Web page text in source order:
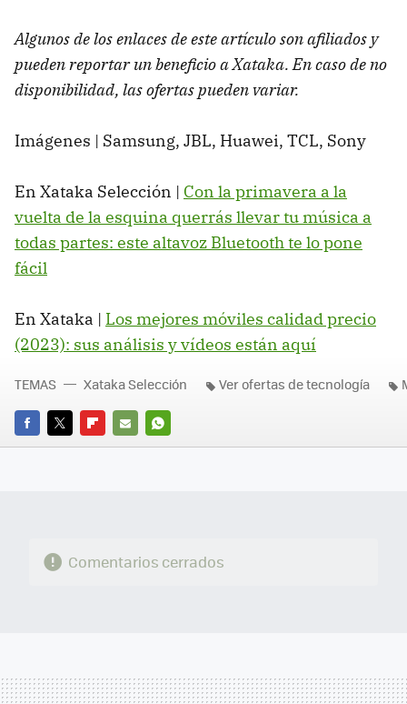
Algunos de los enlaces de este artículo son afiliados y
pueden reportar un beneficio a Xataka. En caso de no
disponibilidad, las ofertas pueden variar.
Imágenes | Samsung, JBL, Huawei, TCL, Sony
En Xataka Selección | Con la primavera a la
vuelta de la esquina querrás llevar tu música a
todas partes: este altavoz Bluetooth te lo pone
fácil
En Xataka | Los mejores móviles calidad precio
(2023): sus análisis y vídeos están aquí
FACEBOOK
TWITTERFLIPBOARD
E-
WHATSAPP
TEMAS Xataka Selección Ver ofertas de tecnología
Comentarios cerrados